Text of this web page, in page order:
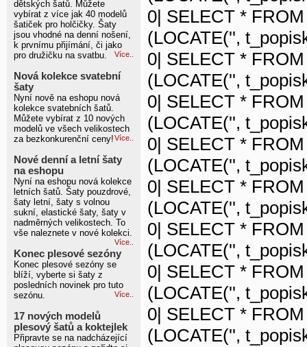
dětských šatů. Můžete
vybírat z více jak 40 modelů
šatiček pro holčičky. Šaty
jsou vhodné na denní nošení,
k prvnímu přijímání, či jako
pro družičku na svatbu.
Více..
Nová kolekce svatební
šaty
Nyní nově na eshopu nová
kolekce svatebních šatů.
Můžete vybírat z 10 nových
modelů ve všech velikostech
za bezkonkurenční ceny!Více..
Nové denní a letní šaty
na eshopu
Nyní na eshopu nová kolekce
letních šatů. Šaty pouzdrové,
šaty letní, šaty s volnou
sukní, elastické šaty, šaty v
nadměrných velikostech. To
vše naleznete v nové kolekci.
Více..
Konec plesové sezóny
Konec plesové sezóny se
blíží, vyberte si šaty z
posledních novinek pro tuto
sezónu.
Více..
17 nových modelů
plesový šatů a koktejlek
Připravte se na nadcházející
0| SELECT *
(LOCATE('',
0| SELECT *
(LOCATE('',
0| SELECT *
(LOCATE('',
0| SELECT *
(LOCATE('',
0| SELECT *
(LOCATE('',
0| SELECT *
(LOCATE('',
0| SELECT *
(LOCATE('',
0| SELECT *
(LOCATE('',